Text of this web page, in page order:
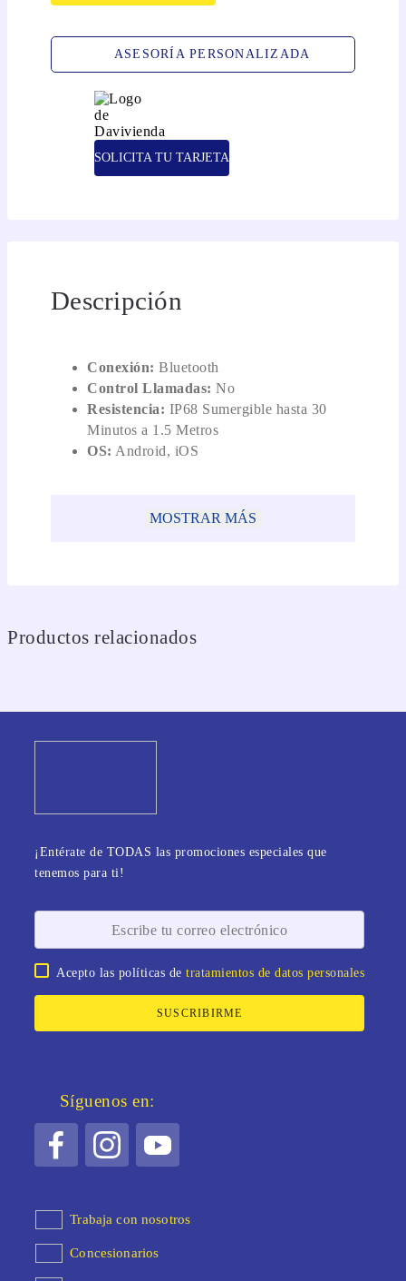
ASESORÍA PERSONALIZADA
SOLICITA TU TARJETA
Descripción
Conexión: Bluetooth
Control Llamadas: No
Resistencia: IP68 Sumergible hasta 30
Minutos a 1.5 Metros
OS: Android, iOS
MOSTRAR MÁS
Productos relacionados
¡Entérate de TODAS las promociones especiales que
tenemos para ti!
Acepto las políticas detratamientos de datos personales
SUSCRIBIRME
Síguenos en:
Trabaja con nosotros
Concesionarios